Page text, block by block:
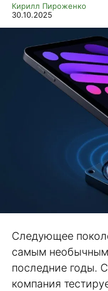
Кирилл Пироженко
30.10.2025
Следующее
самым необычным
последние годы.
компания